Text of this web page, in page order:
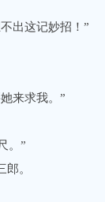
出这记妙招！”
来求我。”
。”
。